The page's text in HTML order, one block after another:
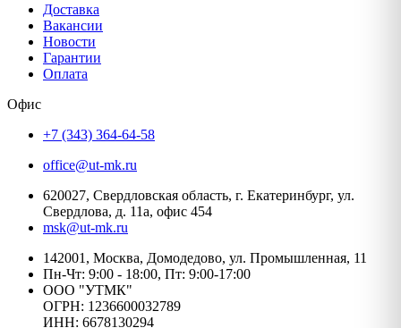
Доставка
Вакансии
Новости
Гарантии
Оплата
Офис
+7 (343) 364-64-58
office@ut-mk.ru
620027, Свердловская область, г. Екатеринбург, ул.
Свердлова, д. 11а, офис 454
msk@ut-mk.ru
142001, Москва, Домодедово, ул. Промышленная, 11
Пн-Чт: 9:00 - 18:00, Пт: 9:00-17:00
ООО "УТМК"
ОГРН: 1236600032789
ИНН: 6678130294